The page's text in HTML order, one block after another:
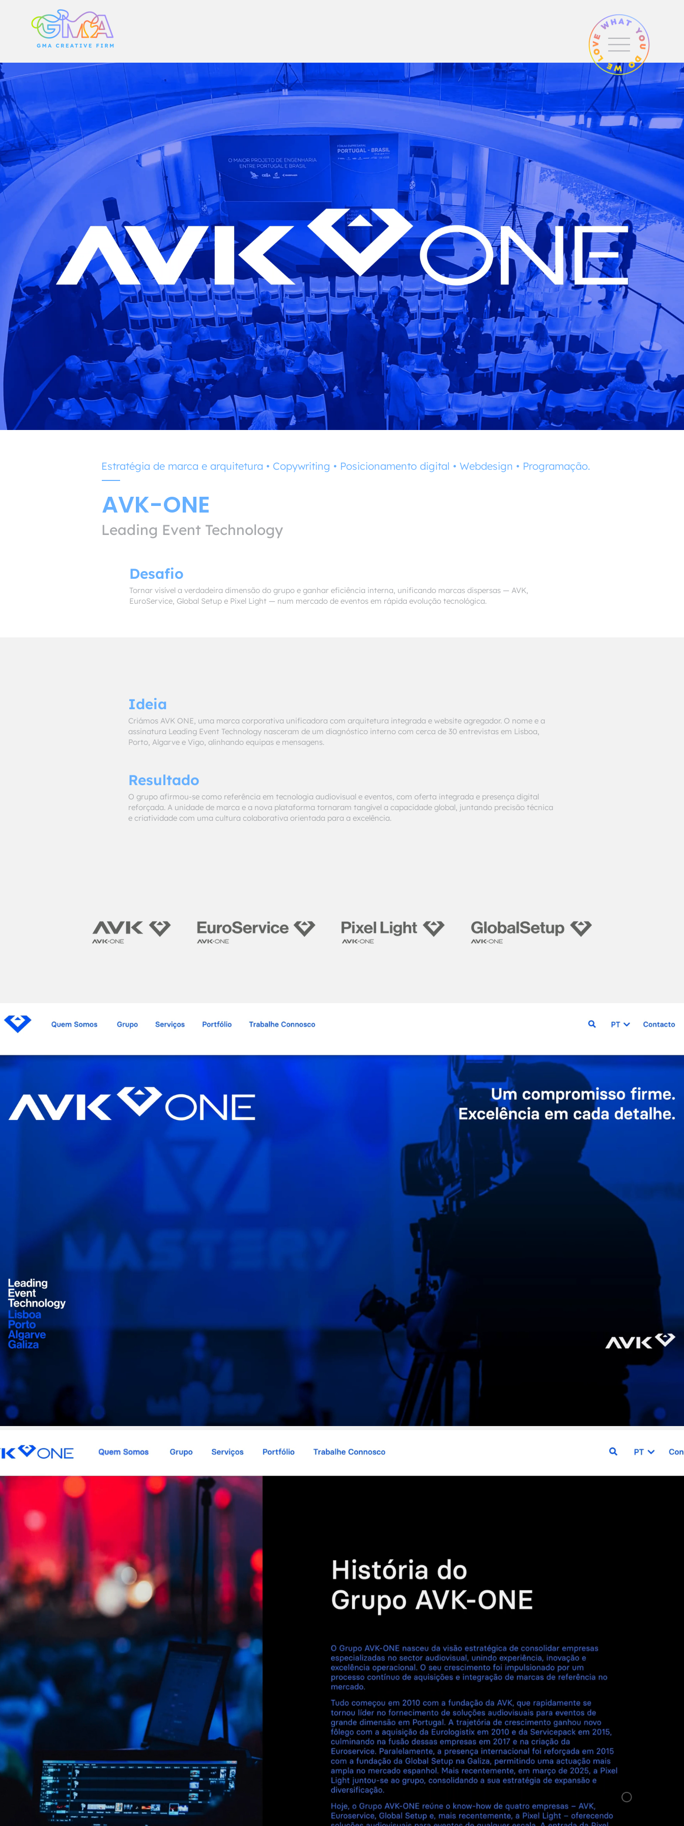
Estratégia de marca e arquitetura • Copywriting • Posicionamento digital • Webdesign • Programação.
AVK-ONE
Leading Event Technology
Desafio
Tornar visível a verdadeira dimensão do grupo e ganhar eficiência interna, unificando marcas dispersas — AVK,
EuroService, Global Setup e Pixel Light — num mercado de eventos em rápida evolução tecnológica.
Ideia
Criámos AVK ONE, uma marca corporativa unificadora com arquitetura integrada e website agregador. O nome e a
assinatura Leading Event Technology nasceram de um diagnóstico interno com cerca de 30 entrevistas em Lisboa,
Porto, Algarve e Vigo, alinhando equipas e mensagens.
Resultado
O grupo afirmou-se como referência em tecnologia audiovisual e eventos, com oferta integrada e presença digital
reforçada. A unidade de marca e a nova plataforma tornaram tangível a capacidade global, juntando precisão técnica
e criatividade com uma cultura colaborativa orientada para a excelência.